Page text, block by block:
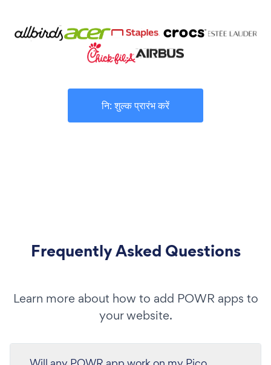
नि: शुल्क प्रारंभ करें
Frequently Asked Questions
Learn more about how to add POWR apps to
your website.